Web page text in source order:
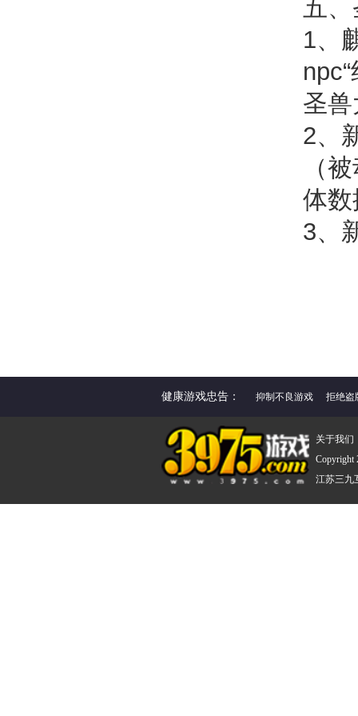
五、
1、
圣
2、
（
体
3、
健康游戏忠告： 抑制不良游戏 拒绝盗
关于我们
Copyright
江苏三九